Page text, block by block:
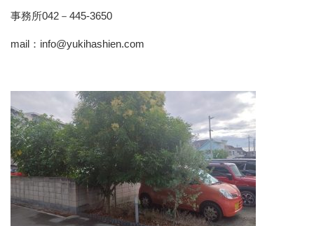
事務所042－445-3650
mail：info@yukihashien.com